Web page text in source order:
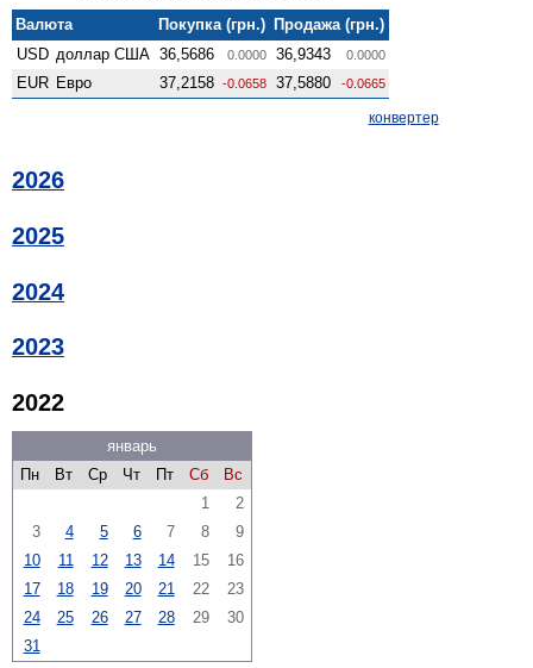
Валюта Покупка (грн.) Продажа (грн.)
USD доллар США 36,5686 0.0000 36,9343 0.0000
EUR Евро 37,2158 -0.0658 37,5880 -0.0665
конвертер
2026
2025
2024
2023
2022
январь
Пн
Вт Ср Чт Пт Сб
Вс
1
2
3
4 5 6 7 8
9
10
11 12 13 14 15
16
17
18 19 20 21 22
23
24
25 26 27 28 29
30
31